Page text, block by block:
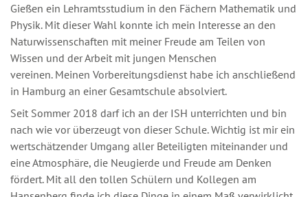
Gießen ein Lehramtsstudium in den Fächern Mathematik und
Physik. Mit dieser Wahl konnte ich mein Interesse an den
Naturwissenschaften mit meiner Freude am Teilen von
Wissen und der Arbeit mit jungen Menschen
vereinen. Meinen Vorbereitungsdienst habe ich anschließend
in Hamburg an einer Gesamtschule absolviert.
Seit Sommer 2018 darf ich an der ISH unterrichten und bin
nach wie vor überzeugt von dieser Schule. Wichtig ist mir ein
wertschätzender Umgang aller Beteiligten miteinander und
eine Atmosphäre, die Neugierde und Freude am Denken
fördert. Mit all den tollen Schülern und Kollegen am